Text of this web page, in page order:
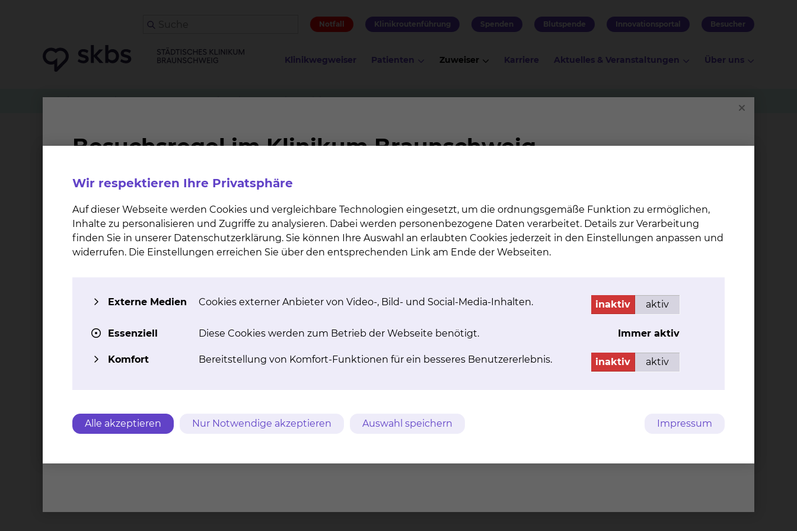
Notfall Klinikroutenführung Spenden Blutspende Innovationsportal Besucher
Klinikwegweiser Patienten Zuweiser Karriere Aktuelles & Veranstaltungen Über uns
Zuweiser Patient anmelden Kardiologie & Intensivmedizin Dolmetscher
Dolmetscher
Für die optimale Patientenversorgung ist Sprachverständigung unerlässlich. So legen wir großen Wert auf eine bestmögliche Verständigung
wichtigen Informationen exakt übermittelt werden, um eine exakte Diagnose zu stellen.
Wir respektieren Ihre Privatsphäre
Auf dieser Webseite werden Cookies und vergleichbare Technologien eingesetzt, um die ordnungsgemäße Funktion zu ermöglichen,
Inhalte zu personalisieren und Zugriffe zu analysieren. Dabei werden personenbezogene Daten verarbeitet. Details zur Verarbeitung
finden Sie in unserer Datenschutzerklärung. Sie können Ihre Auswahl an erlaubten Cookies jederzeit in den Einstellungen anpassen und
widerrufen. Die Einstellungen erreichen Sie über den entsprechenden Link am Ende der Webseiten.
Externe Medien Cookies externer Anbieter von Video-, Bild- und Social-Media-Inhalten. inaktiv aktiv
Essenziell Diese Cookies werden zum Betrieb der Webseite benötigt. Immer aktiv
Komfort Bereitstellung von Komfort-Funktionen für ein besseres Benutzererlebnis. inaktiv aktiv
Alle akzeptieren Nur Notwendige akzeptieren Auswahl speichern Impressum